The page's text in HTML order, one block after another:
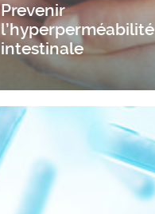
Prevenir
l’hyperperméabilité
intestinale